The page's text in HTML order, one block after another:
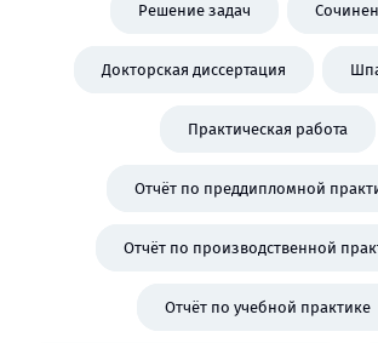
Решение задач
Докторская диссертация
Практическая работа
Отчёт по преддипломной
Отчёт по производственной
Отчёт по учебной практике